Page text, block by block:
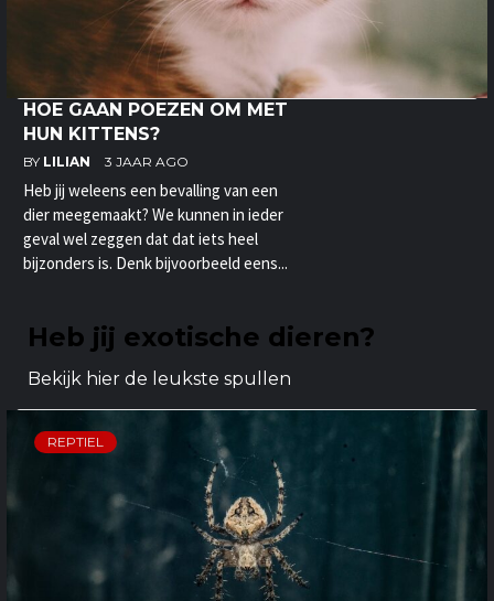
HOE GAAN POEZEN OM MET
HUN KITTENS?
BY LILIAN 3 JAAR AGO
Heb jij weleens een bevalling van een
dier meegemaakt? We kunnen in ieder
geval wel zeggen dat dat iets heel
bijzonders is. Denk bijvoorbeeld eens...
Heb jij exotische dieren?
Bekijk hier de leukste spullen
REPTIEL